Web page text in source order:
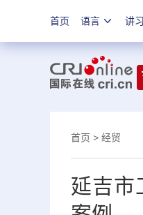
首页 语言 讲
首页 > 经贸
延吉市